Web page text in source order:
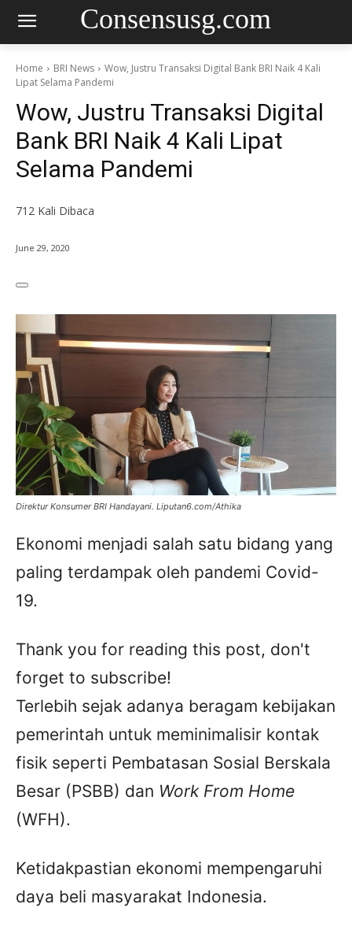
Consensusg.com
Home BRI News
Wow, Justru Transaksi Digital Bank BRI Naik 4 Kali
Lipat Selama Pandemi
Wow, Justru Transaksi Digital
Bank BRI Naik 4 Kali Lipat
Selama Pandemi
712 Kali Dibaca
June 29, 2020
Direktur Konsumer BRI Handayani. Liputan6.com/Athika
Ekonomi menjadi salah satu bidang yang
paling terdampak oleh pandemi Covid-
19.
Thank you for reading this post, don't
forget to subscribe!
Terlebih sejak adanya beragam kebijakan
pemerintah untuk meminimalisir kontak
fisik seperti Pembatasan Sosial Berskala
Besar (PSBB) dan Work From Home
(WFH).
Ketidakpastian ekonomi mempengaruhi
daya beli masyarakat Indonesia.